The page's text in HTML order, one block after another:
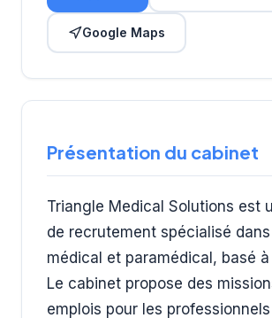
Google Maps
Présentation du cabinet
Triangle Medical Solutions est
de recrutement spécialisé
médical et paramédical, basé à
Le cabinet propose des
emplois pour les